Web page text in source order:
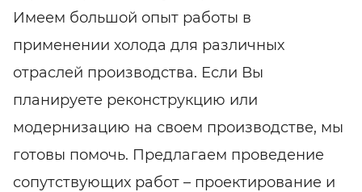
Имеем большой опыт работы в
применении холода для различных
отраслей производства. Если Вы
планируете реконструкцию или
модернизацию на своем производстве, мы
готовы помочь. Предлагаем проведение
сопутствующих работ – проектирование и